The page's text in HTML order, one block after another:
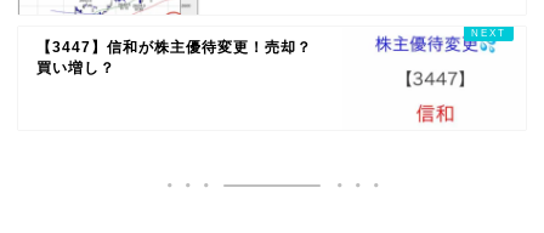
【3447】信和が株主優待変更！売却？
買い増し？